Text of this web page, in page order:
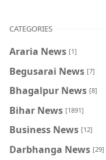
CATEGORIES
Araria News [1]
Begusarai News [7]
Bhagalpur News [8]
Bihar News [1891]
Business News [12]
Darbhanga News [29]